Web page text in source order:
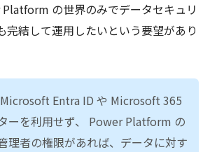
の世界のみでデータセキュリ
完結して運用したいという要望があり
Entra ID や Microsoft 365
ーを利用せず、 Power Platform の
理者の権限があれば、データに対す